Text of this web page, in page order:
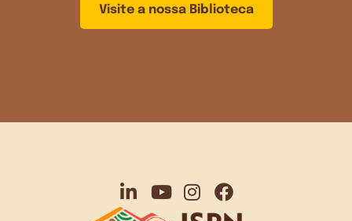
Visite a nossa Biblioteca